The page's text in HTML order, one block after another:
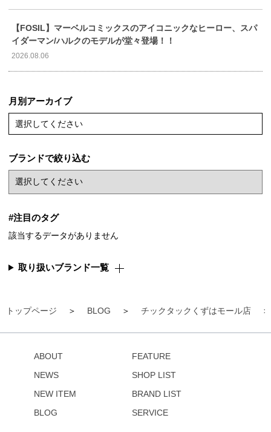
トップページ BLOG チックタックくずはモール店
【FOSIL】マーベルコミックスのアイコニックなヒーロー、スパ
イダーマン/ハルクのモデルが堂々登場！！
2026.08.06
月別アーカイブ
選択してください
ブランドで絞り込む
#注目のタグ
該当するデータがありません
取り扱いブランド一覧
ABOUT
NEWS
NEW ITEM
BLOG
FEATURE
SHOP LIST
BRAND LIST
SERVICE